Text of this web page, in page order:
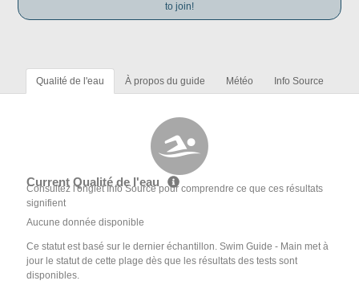
to join!
Qualité de l'eau À propos du guide Météo Info Source
Current Qualité de l'eau
Consultez l'onglet Info Source pour comprendre ce que ces résultats
signifient
Aucune donnée disponible
Ce statut est basé sur le dernier échantillon. Swim Guide - Main met à
jour le statut de cette plage dès que les résultats des tests sont
disponibles.